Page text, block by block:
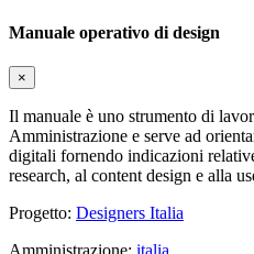
Manuale operativo di design
×
Il manuale è uno strumento di
Amministrazione e serve ad
digitali fornendo indicazioni
research, al content design e alla
Progetto: Designers Italia